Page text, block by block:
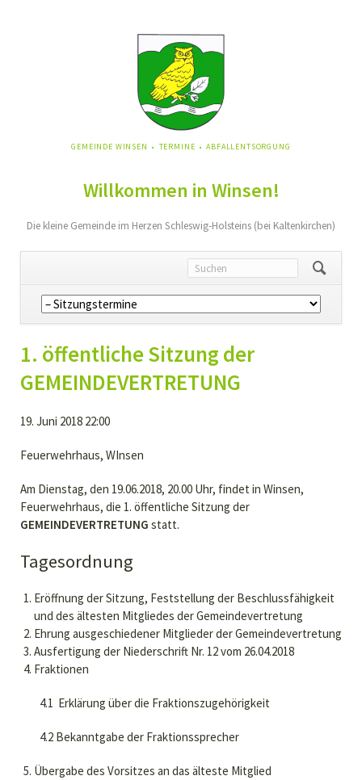
NAVIGATION
GEMEINDE WINSEN TERMINE ABFALLENTSORGUNG
Willkommen in Winsen!
Die kleine Gemeinde im Herzen Schleswig-Holsteins (bei Kaltenkirchen)
Navigation
überspringen
1. öffentliche Sitzung der
GEMEINDEVERTRETUNG
19. Juni 2018 22:00
Feuerwehrhaus, WInsen
Am Dienstag, den 19.06.2018, 20.00 Uhr, findet in Winsen,
Feuerwehrhaus, die 1. öffentliche Sitzung der
GEMEINDEVERTRETUNG statt.
Tagesordnung
Eröffnung der Sitzung, Feststellung der Beschlussfähigkeit
und des ältesten Mitgliedes der Gemeindevertretung
Ehrung ausgeschiedener Mitglieder der Gemeindevertretung
Ausfertigung der Niederschrift Nr. 12 vom 26.04.2018
Fraktionen
4.1 Erklärung über die Fraktionszugehörigkeit
4.2 Bekanntgabe der Fraktionssprecher
Übergabe des Vorsitzes an das älteste Mitglied